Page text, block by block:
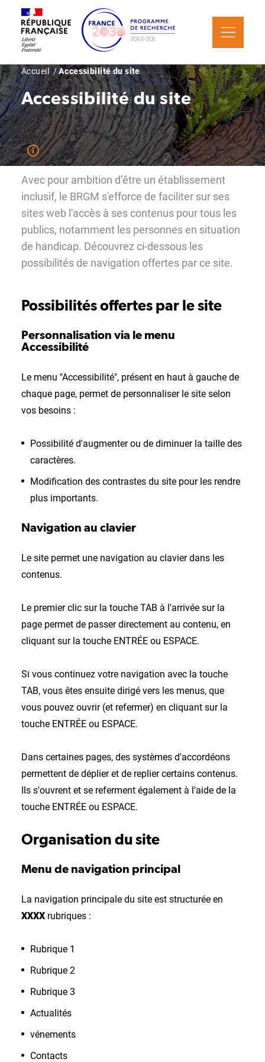
contenu
principal
Fil
d'Ariane
Accueil Accessibilité du site
Accessibilité du site
Avec pour ambition d’être un établissement
inclusif, le BRGM s'efforce de faciliter sur ses
sites web l'accès à ses contenus pour tous les
publics, notamment les personnes en situation
de handicap. Découvrez ci-dessous les
possibilités de navigation offertes par ce site.
Possibilités offertes par le site
Personnalisation via le menu
Accessibilité
Le menu "Accessibilité", présent en haut à gauche de
chaque page, permet de personnaliser le site selon
vos besoins :
Possibilité d'augmenter ou de diminuer la taille des
caractères.
Modification des contrastes du site pour les rendre
plus importants.
Navigation au clavier
Le site permet une navigation au clavier dans les
contenus.
Le premier clic sur la touche TAB à l'arrivée sur la
page permet de passer directement au contenu, en
cliquant sur la touche ENTRÉE ou ESPACE.
Si vous continuez votre navigation avec la touche
TAB, vous êtes ensuite dirigé vers les menus, que
vous pouvez ouvrir (et refermer) en cliquant sur la
touche ENTRÉE ou ESPACE.
Dans certaines pages, des systèmes d'accordéons
permettent de déplier et de replier certains contenus.
Ils s'ouvrent et se referment également à l'aide de la
touche ENTRÉE ou ESPACE.
Organisation du site
Menu de navigation principal
La navigation principale du site est structurée en
XXXX rubriques :
Rubrique 1
Rubrique 2
Rubrique 3
Actualités
vénements
Contacts
Panneau de gestion des cookies